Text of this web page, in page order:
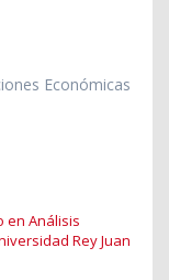
Económicas
en Análisis
Rey Juan